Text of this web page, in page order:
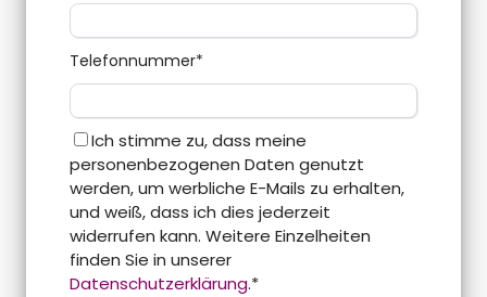
Telefonnummer*
Ich stimme zu, dass meine
personenbezogenen Daten genutzt
werden, um werbliche E-Mails zu erhalten,
und weiß, dass ich dies jederzeit
widerrufen kann. Weitere Einzelheiten
finden Sie in unserer
Datenschutzerklärung.*